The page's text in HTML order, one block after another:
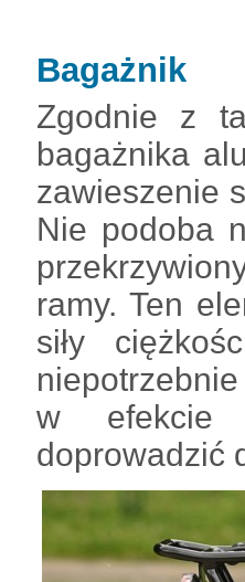
Bagażnik
Zgodnie z
bagażnika
zawieszenie
Nie podoba
ramy. Ten
siły
w efekcie
doprowadzić